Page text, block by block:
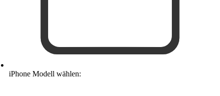
iPhone Modell wählen: